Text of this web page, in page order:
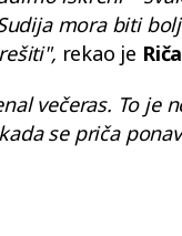
mora biti
rekao je
večeras. To je
se priča